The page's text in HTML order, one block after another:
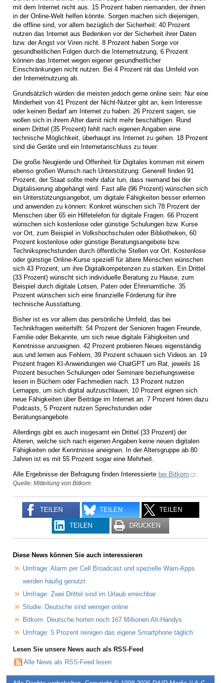
mit dem Internet nicht aus. 15 Prozent haben niemanden, der ihnen
in der Online-Welt helfen könnte. Sorgen machen sich diejenigen,
die offline sind, vor allem bezüglich der Sicherheit: 40 Prozent
nutzen das Internet aus Bedenken vor der Sicherheit ihrer Daten
bzw. der Angst vor Viren nicht. 8 Prozent haben Sorge vor
gesundheitlichen Folgen durch die Internetnutzung, 6 Prozent
können das Internet wegen eigener gesundheitlicher
Einschränkungen nicht nutzen. Bei 4 Prozent rät das Umfeld von
der Internetnutzung ab.
Grundsätzlich würden die meisten jedoch gerne online sein: Nur eine
Minderheit von 41 Prozent der Nicht-Nutzer gibt an, kein Interesse
oder keinen Bedarf am Internet zu haben. 26 Prozent sagen, sie
wollen sich in ihrem Alter damit nicht mehr beschäftigen. Rund
einem Drittel (35 Prozent) fehlt nach eigenen Angaben eine
technische Möglichkeit, überhaupt ins Internet zu gehen. 18 Prozent
sind die Geräte und ein Internetanschluss zu teuer.
Die große Neugierde und Offenheit für Digitales kommen mit einem
ebenso großen Wunsch nach Unterstützung: Generell finden 91
Prozent, der Staat sollte mehr dafür tun, dass niemand bei der
Digitalisierung abgehängt wird. Fast alle (96 Prozent) wünschen sich
ein Unterstützungsangebot, um digitale Fähigkeiten besser erlernen
und anwenden zu können: Konkret wünschen sich 78 Prozent der
Menschen über 65 ein Hilfetelefon für digitale Fragen. 66 Prozent
wünschen sich kostenlose oder günstige Schulungen bzw. Kurse
vor Ort, zum Beispiel in Volkshochschulen oder Bibliotheken, 60
Prozent kostenlose oder günstige Beratungsangebote bzw.
Techniksprechstunden durch öffentliche Stellen vor Ort. Kostenlose
oder günstige Online-Kurse speziell für ältere Menschen wünschen
sich 43 Prozent, um ihre Digitalkompetenzen zu stärken. Ein Drittel
(33 Prozent) wünscht sich individuelle Beratung zu Hause, zum
Beispiel durch digitale Lotsen, Paten oder Ehrenamtliche. 35
Prozent wünschen sich eine finanzielle Förderung für ihre
technische Ausstattung.
Bisher ist es vor allem das persönliche Umfeld, das bei
Technikfragen weiterhilft: 54 Prozent der Senioren fragen Freunde,
Familie oder Bekannte, um sich neue digitale Fähigkeiten und
Kenntnisse anzueignen. 42 Prozent probieren Neues eigenständig
aus und lernen aus Fehlern, 39 Prozent schauen sich Videos an. 19
Prozent fragen KI-Anwendungen wie ChatGPT um Rat, jeweils 16
Prozent besuchen Schulungen oder Seminare beziehungsweise
lesen in Büchern oder Fachmedien nach. 13 Prozent nutzen
Lernapps, um sich digital aufzuschlauen, 10 Prozent eignen sich
neue Fähigkeiten über Beiträge im Internet an. 7 Prozent hören dazu
Podcasts, 5 Prozent nutzen Sprechstunden oder
Beratungsangebote.
Allerdings gibt es auch insgesamt ein Drittel (33 Prozent) der
Älteren, welche sich nach eigenen Angaben keine neuen digitalen
Fähigkeiten oder Kenntnisse aneignen. In der Altersgruppe ab 80
Jahren ist es mit 55 Prozent sogar eine Mehrheit.
Alle Ergebnisse der Befragung finden Interessierte bei Bitkom .
Quelle: Mitteilung von Bitkom
TEILEN TEILEN TEILEN
TEILEN DRUCKEN
Diese News können Sie auch interessieren
Umfrage: Alarm per Cell Broadcast und spezielle Warn-Apps
werden häufig genutzt
Umfrage: Zwei Drittel sind im Urlaub erreichbar
Studie: Deutsche sind weniger online
Bitkom: Deutsche horten noch 167 Millionen Alt-Handys
Umfrage: 5 Prozent reinigen das eigene Smartphone täglich
Lesen Sie unsere News auch als RSS-Feed
Alle News als RSS-Feed lesen